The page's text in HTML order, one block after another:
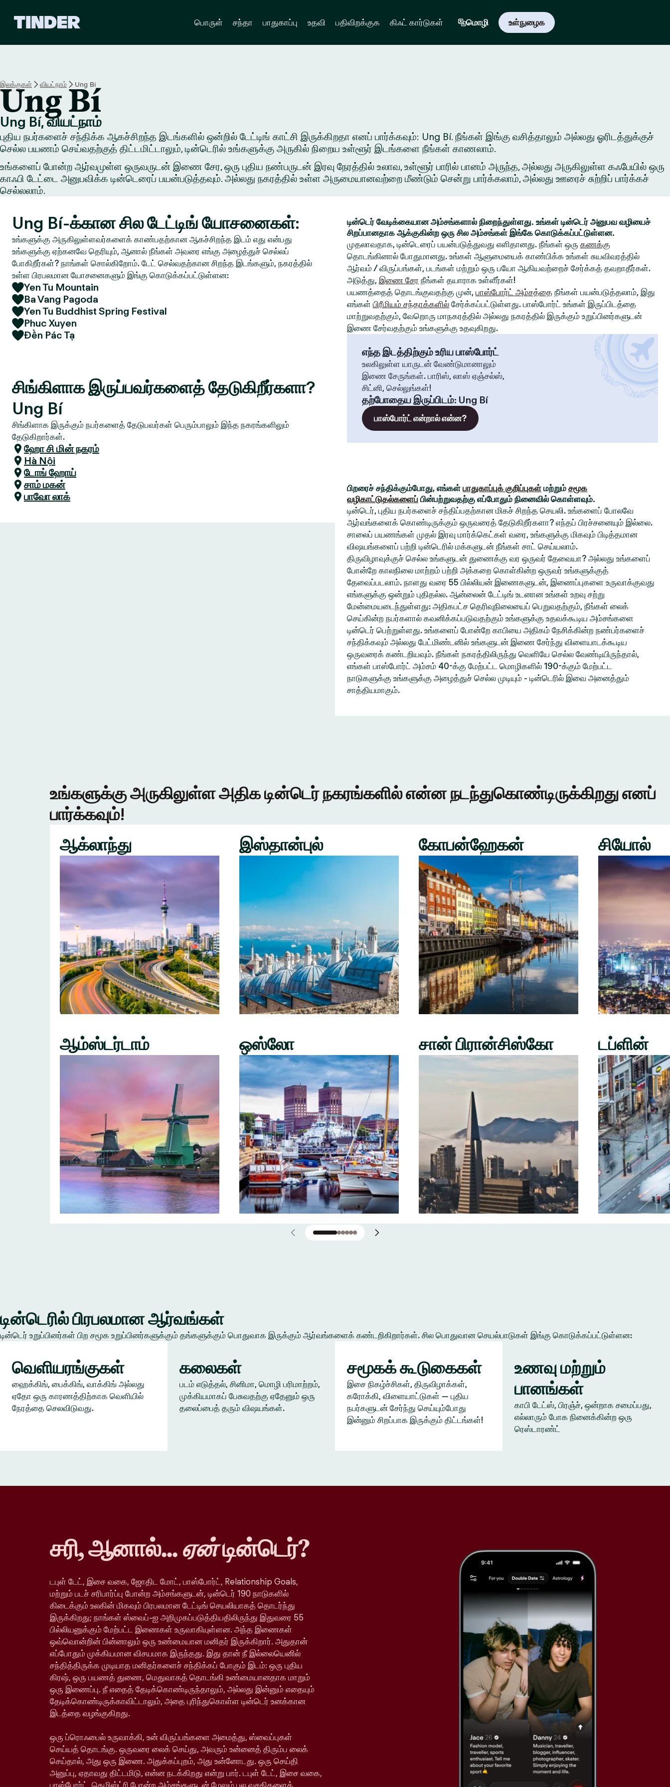
பொருள் சந்தா பாதுகாப்பு உதவி பதிவிறக்குக கிஃட் கார்டுகள் மொழி உள்நுழைக
இலக்குகள் வியட்நாம் Ung Bí
Ung Bí
Ung Bí, வியட்நாம்
புதிய நபர்களைச் சந்திக்க ஆகச்சிறந்த இடங்களில் ஒன்றில் டேட்டிங் காட்சி இருக்கிறதா எனப் பார்க்கவும்: Ung Bí. நீங்கள் இங்கு வசித்தாலும் அல்லது ஓரிடத்துக்குச்
செல்ல பயணம் செய்வதற்குத் திட்டமிட்டாலும், டின்டெரில் உங்களுக்கு அருகில் நிறைய உள்ளூர் இடங்களை நீங்கள் காணலாம்.
உங்களைப் போன்ற ஆர்வமுள்ள ஒருவருடன் இணை சேர, ஒரு புதிய நண்பருடன் இரவு நேரத்தில் உலாவ, உள்ளூர் பாரில் பானம் அருந்த, அல்லது அருகிலுள்ள கஃபேயில் ஒரு
காஃபி டேட்டை அனுபவிக்க டின்டெரைப் பயன்படுத்தவும். அல்லது நகரத்தில் உள்ள அருமையானவற்றை மீண்டும் சென்று பார்க்கலாம், அல்லது ஊரைச் சுற்றிப் பார்க்கச்
செல்லலாம்.
Ung Bí-க்கான சில டேட்டிங் யோசனைகள்:
உங்களுக்கு அருகிலுள்ளவர்களைக் காண்பதற்கான ஆகச்சிறந்த இடம் எது என்பது
உங்களுக்கு ஏற்கனவே தெரியும், ஆனால் நீங்கள் அவரை எங்கு அழைத்துச் செல்லப்
போகிறீர்கள்? நாங்கள் சொல்கிறோம். டேட் செல்வதற்கான சிறந்த இடங்களும், நகரத்தில்
உள்ள பிரபலமான யோசனைகளும் இங்கு கொடுக்கப்பட்டுள்ளன:
Yen Tu Mountain
Ba Vang Pagoda
Yen Tu Buddhist Spring Festival
Phuc Xuyen
Đền Pác Tạ
சிங்கிளாக இருப்பவர்களைத் தேடுகிறீர்களா?
Ung Bí
சிங்கிளாக இருக்கும் நபர்களைத் தேடுபவர்கள் பெரும்பாலும் இந்த நகரங்களிலும்
தேடுகிறார்கள்.
ஹோ சி மின் நகரம்
Hà Nội
டோங் ஹோய்
சாம் மகன்
பாவோ லாக்
டின்டெர் வேடிக்கையான அம்சங்களால் நிறைந்துள்ளது. உங்கள் டின்டெர் அனுபவ வழியைச்
சிறப்பானதாக ஆக்குகின்ற ஒரு சில அம்சங்கள் இங்கே கொடுக்கப்பட்டுள்ளன.
முதலாவதாக, டின்டெரைப் பயன்படுத்துவது எளிதானது. நீங்கள் ஒரு கணக்கு
தொடங்கினால் போதுமானது. உங்கள் ஆளுமையைக் காண்பிக்க உங்கள் சுயவிவரத்தில்
ஆர்வம் / விருப்பங்கள், படங்கள் மற்றும் ஒரு பயோ ஆகியவற்றைச் சேர்க்கத் தவறாதீர்கள்.
அடுத்து, இணை சேர நீங்கள் தயாராக உள்ளீர்கள்!
பயணத்தைத் தொடங்குவதற்கு முன், பாஸ்போர்ட் அம்சத்தை நீங்கள் பயன்படுத்தலாம், இது
எங்கள் பிரீமியம் சந்தாக்களில் சேர்க்கப்பட்டுள்ளது. பாஸ்போர்ட் உங்கள் இருப்பிடத்தை
மாற்றுவதற்கும், வேறொரு மாநகரத்தில் அல்லது நகரத்தில் இருக்கும் உறுப்பினர்களுடன்
இணை சேர்வதற்கும் உங்களுக்கு உதவுகிறது.
எந்த இடத்திற்கும் உரிய பாஸ்போர்ட்
உலகிலுள்ள யாருடன் வேண்டுமானாலும்
இணை சேருங்கள். பாரிஸ், லாஸ் ஏஞ்சல்ஸ்,
சிட்னி, செல்லுங்கள்!
தற்போதைய இருப்பிடம்: Ung Bí
பாஸ்போர்ட் என்றால் என்ன?
பிறரைச் சந்திக்கும்போது, எங்கள் பாதுகாப்புக் குறிப்புகள் மற்றும் சமூக
வழிகாட்டுதல்களைப் பின்பற்றுவதற்கு எப்போதும் நினைவில் கொள்ளவும்.
டின்டெர், புதிய நபர்களைச் சந்திப்பதற்கான மிகச் சிறந்த செயலி. உங்களைப் போலவே
ஆர்வங்களைக் கொண்டிருக்கும் ஒருவரைத் தேடுகிறீர்களா? எந்தப் பிரச்சனையும் இல்லை.
சாலைப் பயணங்கள் முதல் இரவு மார்க்கெட்கள் வரை, உங்களுக்கு மிகவும் பிடித்தமான
விஷயங்களைப் பற்றி டின்டெரில் மக்களுடன் நீங்கள் சாட் செய்யலாம்.
திருவிழாவுக்குச் செல்ல உங்களுடன் துணைக்கு வர ஒருவர் தேவையா? அல்லது உங்களைப்
போன்றே காலநிலை மாற்றம் பற்றி அக்கறை கொள்கின்ற ஒருவர் உங்களுக்குத்
தேவைப்படலாம். நாளது வரை 55 பில்லியன் இணைகளுடன், இணைப்புகளை உருவாக்குவது
எங்களுக்கு ஒன்றும் புதிதல்ல. ஆன்லைன் டேட்டிங் உடனான உங்கள் உறவு சற்று
மேன்மையடைந்துள்ளது: அதிகபட்ச தெரிவுநிலையைப் பெறுவதற்கும், நீங்கள் லைக்
செய்கின்ற நபர்களால் கவனிக்கப்படுவதற்கும் உங்களுக்கு உதவக்கூடிய அம்சங்களை
டின்டெர் பெற்றுள்ளது. உங்களைப் போன்றே காபியை அதிகம் நேசிக்கின்ற நண்பர்களைச்
சந்திக்கவும் அல்லது பேட்மிண்டனில் உங்களுடன் இணை சேர்ந்து விளையாடக்கூடிய
ஒருவரைக் கண்டறியவும். நீங்கள் நகரத்திலிருந்து வெளியே செல்ல வேண்டியிருந்தால்,
எங்கள் பாஸ்போர்ட் அம்சம் 40-க்கு மேற்பட்ட மொழிகளில் 190-க்கும் மேற்பட்ட
நாடுகளுக்கு உங்களுக்கு அழைத்துச் செல்ல முடியும் - டின்டெரில் இவை அனைத்தும்
சாத்தியமாகும்.
உங்களுக்கு அருகிலுள்ள அதிக டின்டெர் நகரங்களில் என்ன நடந்துகொண்டிருக்கிறது எனப்
பார்க்கவும்!
ஆக்லாந்து
ஆம்ஸ்டர்டாம்
இஸ்தான்புல்
ஒஸ்லோ
கோபன்ஹேகன்
சான் பிரான்சிஸ்கோ
சியோல்
டப்ளின்
டின்டெரில் பிரபலமான ஆர்வங்கள்
டின்டெர் உறுப்பினர்கள் பிற சமூக உறுப்பினர்களுக்கும் தங்களுக்கும் பொதுவாக இருக்கும் ஆர்வங்களைக் கண்டறிகிறார்கள். சில பொதுவான செயல்பாடுகள் இங்கு கொடுக்கப்பட்டுள்ளன:
வெளியரங்குகள்
ஹைக்கிங், பைக்கிங், வாக்கிங் அல்லது
ஏதோ ஒரு காரணத்திற்காக வெளியில்
நேரத்தை செலவிடுவது.
கலைகள்
படம் எடுத்தல், சினிமா, மொழி பரிமாற்றம்,
முக்கியமாகப் பேசுவதற்கு ஏதேனும் ஒரு
தலைப்பைத் தரும் விஷயங்கள்.
சமூகக் கூடுகைகள்
இசை நிகழ்ச்சிகள், திருவிழாக்கள்,
கரோக்கி, விளையாட்டுகள் — புதிய
நபர்களுடன் சேர்ந்து செய்யும்போது
இன்னும் சிறப்பாக இருக்கும் திட்டங்கள்!
உணவு மற்றும்
பானங்கள்
காபி டேட்ஸ், பிரஞ்ச், ஒன்றாக சமைப்பது,
எல்லாரும் போக நினைக்கின்ற ஒரு
ரெஸ்டாரண்ட்
சரி, ஆனால்...ஏன்டின்டெர்?
டபுள் டேட், இசை வகை, ஜோதிட மோட், பாஸ்போர்ட், Relationship Goals,
மற்றும் படச் சரிபார்ப்பு போன்ற அம்சங்களுடன், டின்டெர் 190 நாடுகளில்
கிடைக்கும் உலகின் மிகவும் பிரபலமான டேட்டிங் செயலியாகத் தொடர்ந்து
இருக்கிறது; நாங்கள் ஸ்வைப்-ஐ அறிமுகப்படுத்தியதிலிருந்து இதுவரை 55
பில்லியனுக்கும் மேற்பட்ட இணைகள் உருவாகியுள்ளன. அந்த இணைகள்
ஒவ்வொன்றின் பின்னாலும் ஒரு உண்மையான மனிதர் இருக்கிறார். அதுதான்
எப்போதும் முக்கியமான விசயமாக இருந்தது. இது தான் நீ இல்லையெனில்
சந்தித்திருக்க முடியாத மனிதர்களைச் சந்திக்கப் போகும் இடம்: ஒரு புதிய
கிரஷ், ஒரு பயணத் துணை, மெதுவாகத் தொடங்கி உண்மையானதாக மாறும்
ஒரு இணைப்பு. நீ எதைத் தேடிக்கொண்டிருந்தாலும், அல்லது இன்னும் எதையும்
தேடிக்கொண்டிருக்காவிட்டாலும், அதை புரிந்துகொள்ள டின்டெர் உனக்கான
இடத்தை வழங்குகிறது.
ஒரு ப்ரொஃபைல் உருவாக்கி, உன் விருப்பங்களை அமைத்து, ஸ்வைப்புகள்
செய்யத் தொடங்கு. ஒருவரை லைக் செய்து, அவரும் உன்னைத் திரும்ப லைக்
செய்தால், அது ஒரு இணை. அதுக்கப்புறம், அது உன்னோடது. ஒரு செய்தி
அனுப்பு, ஏதாவது திட்டமிடு, என்ன நடக்கிறது என்று பார். டபுள் டேட், இசை வகை,
பாஸ்போர்ட், கெமிஸ்ட்ரி போன்ற அம்சங்களுடன் மேலும் பல வசதிகளைக்